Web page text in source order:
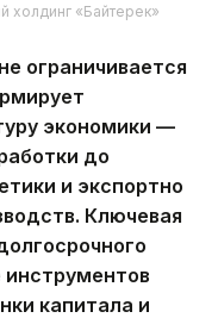
холдинг «Байтерек»
ограничивается
экономики —
до
и экспортно
Ключевая
капитала и